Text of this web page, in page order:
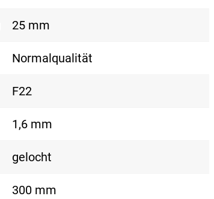
25 mm
Normalqualität
F22
1,6 mm
gelocht
300 mm